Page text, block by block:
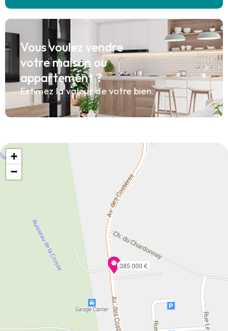
Vous voulez vendre
votre maison ou
appartement ?
Estimez la valeur de votre bien.
385 000 €
+
−